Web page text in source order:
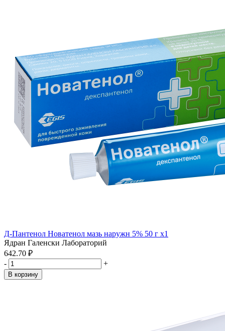
Д-Пантенол Новатенол мазь наружн 5% 50 г x1
Ядран Галенски Лабораторий
642.70 ₽
-
+
В корзину